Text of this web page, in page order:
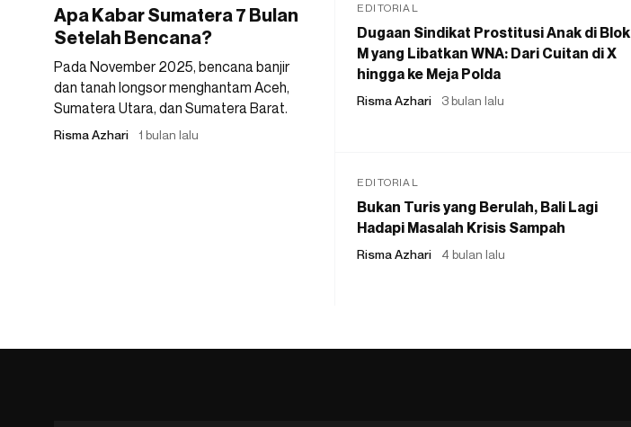
Apa Kabar Sumatera 7 Bulan
Setelah Bencana?
Pada November 2025, bencana banjir
dan tanah longsor menghantam Aceh,
Sumatera Utara, dan Sumatera Barat.
Risma Azhari 1 bulan lalu
EDITORIAL
Dugaan Sindikat Prostitusi Anak di Blok
M yang Libatkan WNA: Dari Cuitan di X
hingga ke Meja Polda
Risma Azhari 3 bulan lalu
EDITORIAL
Bukan Turis yang Berulah, Bali Lagi
Hadapi Masalah Krisis Sampah
Risma Azhari 4 bulan lalu